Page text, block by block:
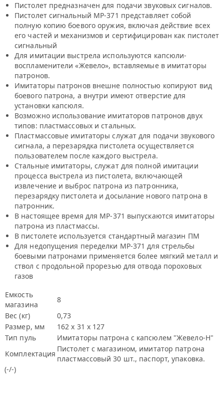
Пистолет предназначен для подачи звуковых сигналов.
Пистолет сигнальный МР-371 представляет собой
полную копию боевого оружия, включая действие всех
его частей и механизмов и сертифицирован как пистолет
сигнальный
Для имитации выстрела используются капсюли-
воспламенители «Жевело», вставляемые в имитаторы
патронов.
Имитаторы патронов внешне полностью копируют вид
боевого патрона, а внутри имеют отверстие для
установки капсюля.
Возможно использование имитаторов патронов двух
типов: пластмассовых и стальных.
Пластмассовые имитаторы служат для подачи звукового
сигнала, а перезарядка пистолета осуществляется
пользователем после каждого выстрела.
Стальные имитаторы, служат для полной имитации
процесса выстрела из пистолета, включающей
извлечение и выброс патрона из патронника,
перезарядку пистолета и досылание нового патрона в
патронник.
В настоящее время для МР-371 выпускаются имитаторы
патрона из пластмассы.
В пистолете используется стандартный магазин ПМ
Для недопущения переделки МР-371 для стрельбы
боевыми патронами применяется более мягкий металл и
ствол с продольной прорезью для отвода пороховых
газов
Емкость
магазина
8
Вес (кг)
0,73
Размер, мм
162 х 31 х 127
Тип пуль
Имитаторы патрона с капсюлем "Жевело-Н"
Комплектация
Пистолет с магазином, имитатор патрона
пластмассовый 30 шт., паспорт, упаковка.
(-/-)